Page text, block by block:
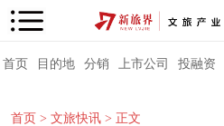
首页 目的地 分销 上市公司 投融资
首页 > 文旅快讯 > 正文